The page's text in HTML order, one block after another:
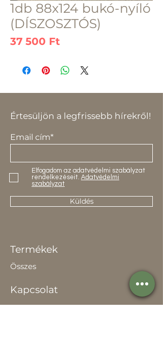
1db 88x124 bukó-nyíló
(DÍSZOSZTÓS)
37 500 Ft
Értesüljön a legfrissebb hírekről!
Email cím*
Elfogadom az adatvédelmi szabályzat
rendelkezéseit. Adatvédelmi
szabályzat
Küldés
Termékek
Összes
Kapcsolat
Elérhetőség